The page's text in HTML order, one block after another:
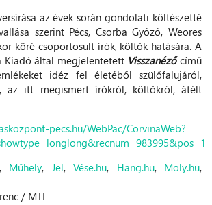
az évek során gondolati költészetté
szerint Pécs, Csorba Győző, Weöres
köré csoportosult írók, költők hatására. A
Kiadó által megjelentetett Visszanézőcímű
idéz fel életéből szülőfalujáról,
az itt megismert írókról, költőkről, átélt
pecs.hu/WebPac/CorvinaWeb?
, Műhely, Jel, Vése.hu, Hang.hu, Moly.hu,
/ MTI